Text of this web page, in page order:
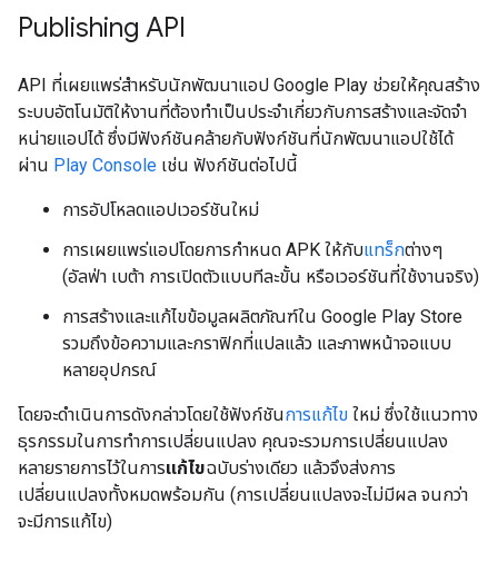
Publishing API
API ที่เผยแพร่สำหรับนักพัฒนาแอป Google Play ช่วยให้คุณสร้าง
ระบบอัตโนมัติให้งานที่ต้องทำเป็นประจำเกี่ยวกับการสร้างและจัดจำ
หน่ายแอปได้ ซึ่งมีฟังก์ชันคล้ายกับฟังก์ชันที่นักพัฒนาแอปใช้ได้
ผ่าน Play Console เช่น ฟังก์ชันต่อไปนี้
การอัปโหลดแอปเวอร์ชันใหม่
การเผยแพร่แอปโดยการกำหนด APK ให้กับแทร็กต่างๆ
(อัลฟ่า เบต้า การเปิดตัวแบบทีละขั้น หรือเวอร์ชันที่ใช้งานจริง)
การสร้างและแก้ไขข้อมูลผลิตภัณฑ์ใน Google Play Store
รวมถึงข้อความและกราฟิกที่แปลแล้ว และภาพหน้าจอแบบ
หลายอุปกรณ์
โดยจะดำเนินการดังกล่าวโดยใช้ฟังก์ชันการแก้ไข ใหม่ ซึ่งใช้แนวทาง
ธุรกรรมในการทำการเปลี่ยนแปลง คุณจะรวมการเปลี่ยนแปลง
หลายรายการไว้ในการแก้ไขฉบับร่างเดียว แล้วจึงส่งการ
เปลี่ยนแปลงทั้งหมดพร้อมกัน (การเปลี่ยนแปลงจะไม่มีผล จนกว่า
จะมีการแก้ไข)